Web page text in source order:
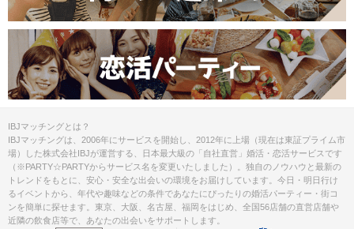
IBJマッチングとは？
IBJマッチングは、2006年にサービスを開始し、2012年に上場（現在は東証プライム市
場）した株式会社IBJが運営する、日本最大級の「自社直営」婚活・恋活サービスです
（※PARTY☆PARTYからサービス名を変更いたしました）。独自のノウハウと最新の
トレンドをもとに、安心・安全な出会いの環境をお届けしています。今日・明日行け
るイベントから、年代や趣味などの条件であなたにぴったりの婚活パーティー・街コ
ンを簡単に探せます。東京、大阪、名古屋、福岡をはじめ、全国56店舗の直営店舗や
近隣の飲食店等で、あなたの出会いをサポートします。